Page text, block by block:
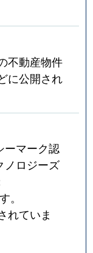
不動産物件
に公開され
ーマーク認
ノロジーズ
。
れていま